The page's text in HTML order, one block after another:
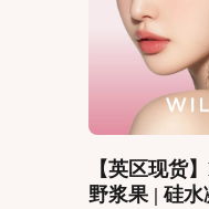
【英区现货
野浆果 | 硅水